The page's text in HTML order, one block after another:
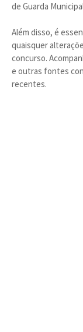
de Guarda
Além disso, é
quaisquer
concurso.
e outras fontes
recentes.